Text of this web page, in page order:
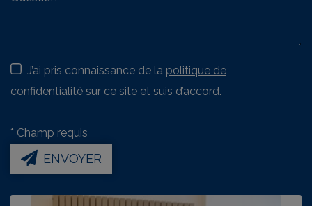
J’ai pris connaissance de la politique de
confidentialité sur ce site et suis d’accord.
* Champ requis
ENVOYER